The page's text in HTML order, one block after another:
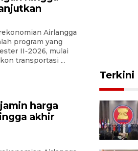
Airlangga
program yang
II-2026, mulai
transportasi ...
harga
akhir
Terkini